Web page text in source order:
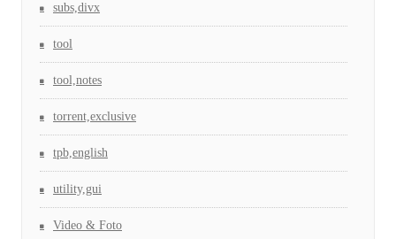
subs,divx
tool
tool,notes
torrent,exclusive
tpb,english
utility,gui
Video & Foto